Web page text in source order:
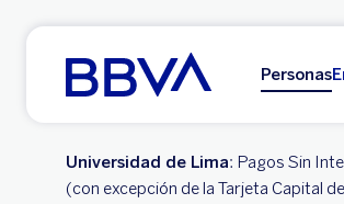
Ir al contenido principal
Personas
Universidad de Lima: Pagos Sin
(con excepción de la Tarjeta Capital